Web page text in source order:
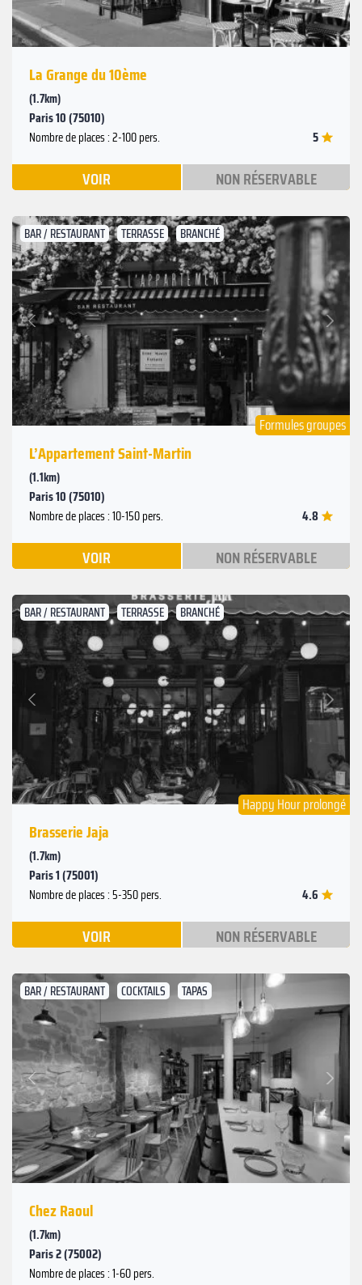
La Grange du 10ème
(1.7km)
Paris 10 (75010)
Nombre de places : 2-100 pers. 5
VOIR NON RÉSERVABLE
BAR / RESTAURANT TERRASSE BRANCHÉ
Précédent
Suivant
Formules groupes
L’Appartement Saint-Martin
(1.1km)
Paris 10 (75010)
Nombre de places : 10-150 pers. 4.8
VOIR NON RÉSERVABLE
BAR / RESTAURANT TERRASSE BRANCHÉ
Précédent
Suivant
Happy Hour prolongé
Brasserie Jaja
(1.7km)
Paris 1 (75001)
Nombre de places : 5-350 pers. 4.6
VOIR NON RÉSERVABLE
BAR / RESTAURANT COCKTAILS TAPAS
Précédent
Suivant
Chez Raoul
(1.7km)
Paris 2 (75002)
Nombre de places : 1-60 pers.